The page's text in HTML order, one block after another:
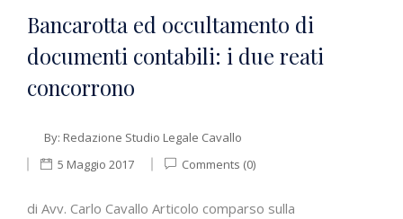
Bancarotta ed occultamento di
documenti contabili: i due reati
concorrono
By: Redazione Studio Legale Cavallo
5 Maggio 2017
Comments (0)
di Avv. Carlo Cavallo Articolo comparso sulla